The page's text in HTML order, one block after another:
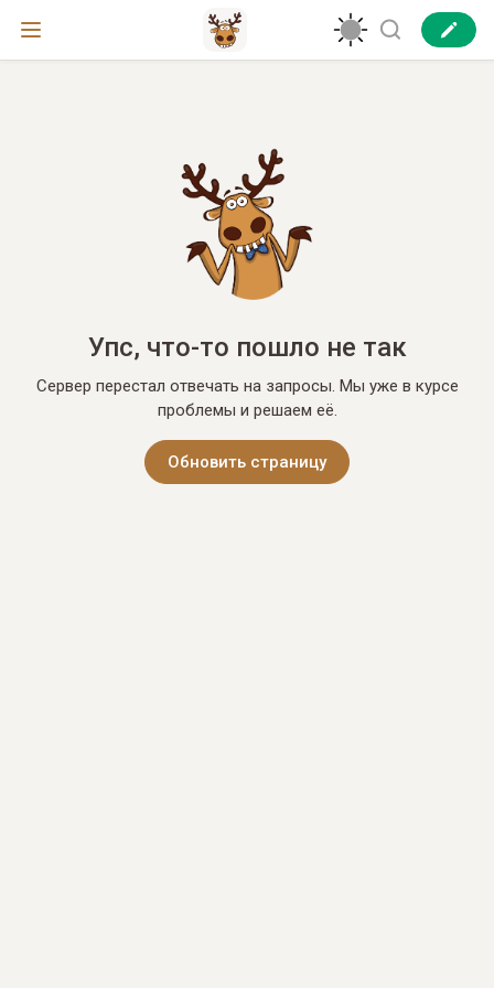
Упс, что-то пошло не так
Сервер перестал отвечать на запросы. Мы уже в курсе
проблемы и решаем её.
Обновить страницу